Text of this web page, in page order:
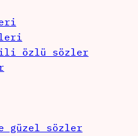
özlü sözler
güzel sözler